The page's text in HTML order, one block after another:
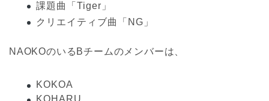
課題曲「Tiger」
クリエイティブ曲「NG」
NAOKOのいるBチームのメンバーは、
KOKOA
KOHARU